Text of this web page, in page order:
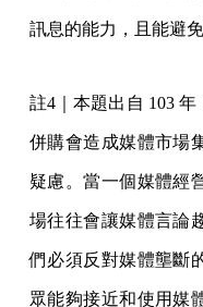
訊息的能力，且能避
註4｜本題出自 103 年
併購會造成媒體市場
疑慮。當一個媒體經
場往往會讓媒體言論
們必須反對媒體壟斷
眾能夠接近和使用媒